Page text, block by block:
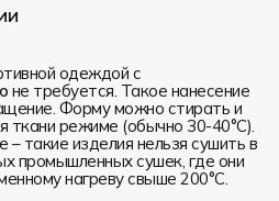
одеждой с
не требуется. Такое нанесение
Форму можно стирать и
ткани режиме (обычно 30-40°С).
– такие изделия нельзя сушить в
промышленных сушек, где они
нагреву свыше 200°С.